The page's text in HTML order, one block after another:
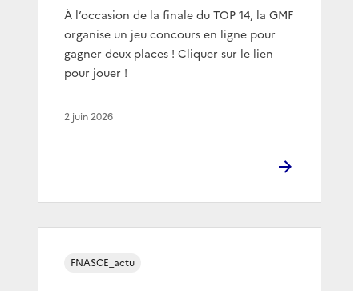
À l’occasion de la finale du TOP 14, la GMF
organise un jeu concours en ligne pour
gagner deux places ! Cliquer sur le lien
pour jouer !
2 juin 2026
FNASCE_actu